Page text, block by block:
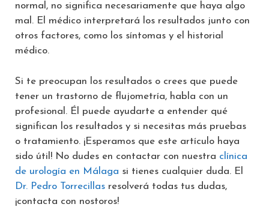
normal, no significa necesariamente que haya algo
mal. El médico interpretará los resultados junto con
otros factores, como los síntomas y el historial
médico.
Si te preocupan los resultados o crees que puede
tener un trastorno de flujometría, habla con un
profesional. Él puede ayudarte a entender qué
significan los resultados y si necesitas más pruebas
o tratamiento. ¡Esperamos que este artículo haya
sido útil! No dudes en contactar con nuestra clínica
de urología en Málaga si tienes cualquier duda. El
Dr. Pedro Torrecillas resolverá todas tus dudas,
¡contacta con nostoros!